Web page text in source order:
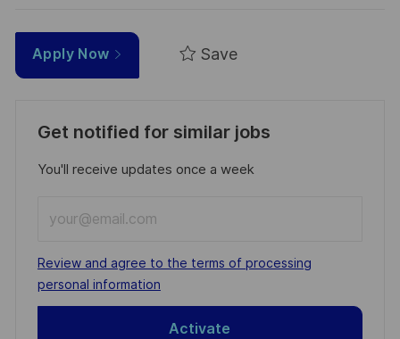
Apply Now Save
Get notified for similar jobs
You'll receive updates once a week
Email
address
(Required)
Required
Review and agree to the terms of processing
personal information
Activate